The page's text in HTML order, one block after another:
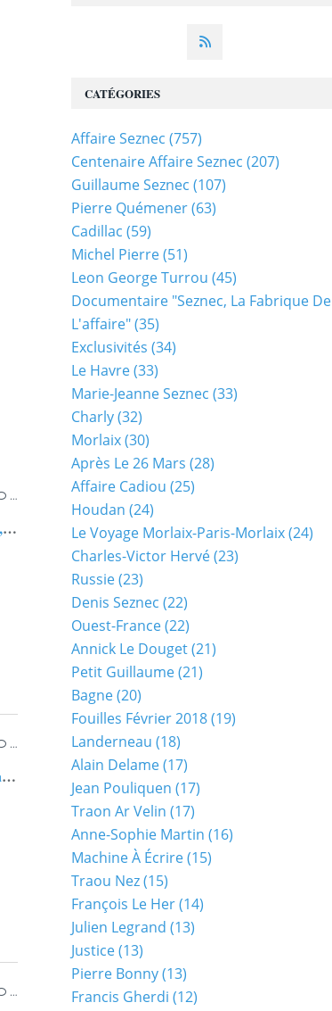
…
Ouest-France. Depuis l’affaire Seznec, comment ont évolué les procès d’assises ces cent dernières années
…
Affaire Seznec. Ce qu'ils pensent de la 15e demande de révision.
…
CATÉGORIES
Affaire Seznec (757)
Centenaire Affaire Seznec (207)
Guillaume Seznec (107)
Pierre Quémener(63)
Cadillac (59)
Michel Pierre(51)
Leon George Turrou (45)
Documentaire "seznec, La Fabrique De
L'affaire"(35)
Exclusivités (34)
Le Havre(33)
Marie-Jeanne Seznec (33)
Charly(32)
Morlaix(30)
Après Le 26 Mars (28)
Affaire Cadiou (25)
Houdan (24)
Le Voyage Morlaix-Paris-Morlaix(24)
Charles-Victor Hervé(23)
Russie(23)
Denis Seznec (22)
Ouest-France(22)
Annick Le Douget(21)
Petit Guillaume(21)
Bagne(20)
Fouilles Février 2018(19)
Landerneau (18)
Alain Delame(17)
Jean Pouliquen (17)
Traon Ar Velin (17)
Anne-Sophie Martin (16)
Machine À Écrire(15)
Traou Nez(15)
François Le Her(14)
Julien Legrand (13)
Justice(13)
Pierre Bonny(13)
Francis Gherdi (12)